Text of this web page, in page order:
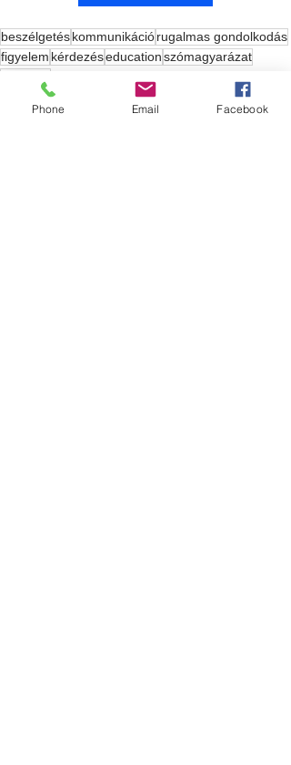
beszélgetéskommunikációrugalmas gondolkodás
figyelem kérdezéseducationszómagyarázat
3-5 éves gyerekek
Gondolatok
Phone Email Facebook